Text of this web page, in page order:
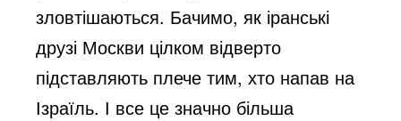
зловтішаються. Бачимо, як іранські
друзі Москви цілком відверто
підставляють плече тим, хто напав на
Ізраїль. І все це значно більша